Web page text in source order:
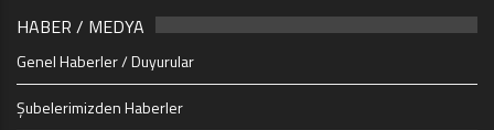
HABER / MEDYA
Genel Haberler / Duyurular
Şubelerimizden Haberler